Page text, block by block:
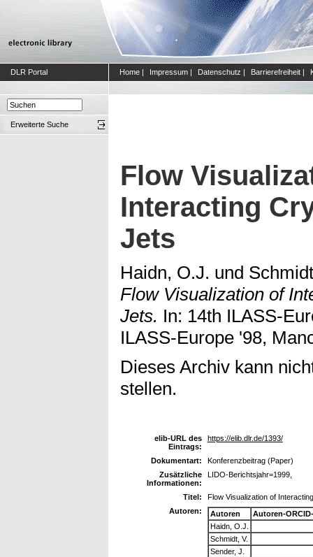
DLR Portal Home | Impressum | Datenschutz | Barrierefreiheit |
Erweiterte Suche
Flow
Interacting
Jets
Haidn, O.J. und
Flow Visualization of
Jets. In: 14th ILASS-
ILASS-Europe '98,
Dieses Archiv kann
stellen.
elib-URL des
Eintrags:
https://elib.dlr.de/1393/
Dokumentart:
Konferenzbeitrag (Paper)
Zusätzliche
Informationen:
LIDO-Berichtsjahr=1999,
Titel:
Flow Visualization of
Autoren:
Autoren
Autoren-
Haidn, O.J.
Schmidt, V.
Sender, J.